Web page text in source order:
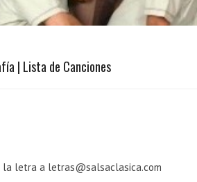
| Lista de Canciones
la letra a letras@salsaclasica.com